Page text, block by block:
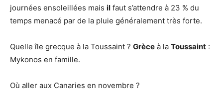
journées ensoleillées mais il faut s’attendre à 23 % du
temps menacé par de la pluie généralement très forte.
Quelle île grecque à la Toussaint ? Grèce à la Toussaint :
Mykonos en famille.
Où aller aux Canaries en novembre ?